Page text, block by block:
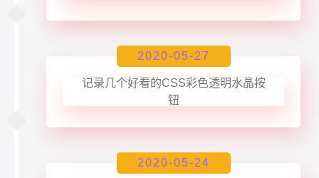
2020-05-27
记录几个好看的CSS彩色透明水晶按
钮
2020-05-24